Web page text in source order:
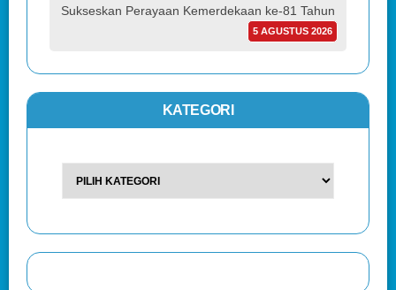
Sukseskan Perayaan Kemerdekaan ke-81 Tahun
5 AGUSTUS 2026
KATEGORI